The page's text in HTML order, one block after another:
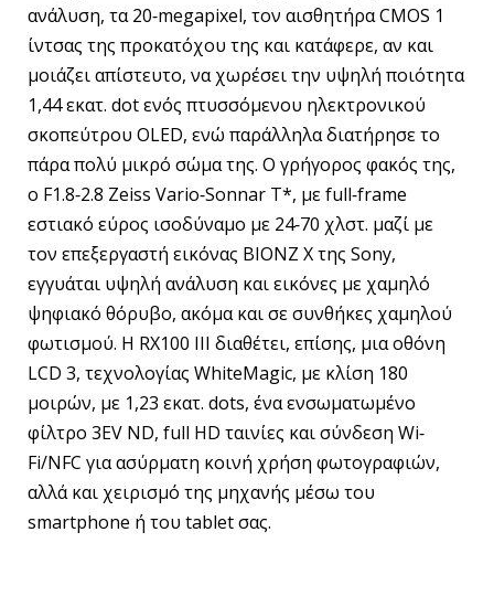
ανάλυση, τα 20‐megapixel, τον αισθητήρα CMOS 1
ίντσας της προκατόχου της και κατάφερε, αν και
μοιάζει απίστευτο, να χωρέσει την υψηλή ποιότητα
1,44 εκατ. dot ενός πτυσσόμενου ηλεκτρονικού
σκοπεύτρου OLED, ενώ παράλληλα διατήρησε το
πάρα πολύ μικρό σώμα της. Ο γρήγορος φακός της,
ο F1.8‐2.8 Zeiss Vario‐Sonnar T*, με full‐frame
εστιακό εύρος ισοδύναμο με 24‐70 χλστ. μαζί με
τον επεξεργαστή εικόνας BIONZ X της Sony,
εγγυάται υψηλή ανάλυση και εικόνες με χαμηλό
ψηφιακό θόρυβο, ακόμα και σε συνθήκες χαμηλού
φωτισμού. Η RX100 III διαθέτει, επίσης, μια οθόνη
LCD 3, τεχνολογίας WhiteMagic, με κλίση 180
μοιρών, με 1,23 εκατ. dots, ένα ενσωματωμένο
φίλτρο 3EV ND, full HD ταινίες και σύνδεση Wi‐
Fi/NFC για ασύρματη κοινή χρήση φωτογραφιών,
αλλά και χειρισμό της μηχανής μέσω του
smartphone ή του tablet σας.